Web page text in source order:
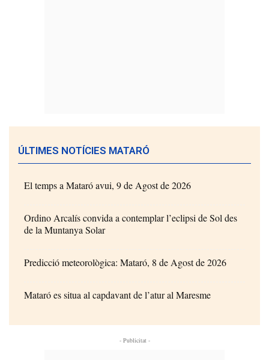
ÚLTIMES NOTÍCIES MATARÓ
El temps a Mataró avui, 9 de Agost de 2026
Ordino Arcalís convida a contemplar l’eclipsi de Sol des
de la Muntanya Solar
Predicció meteorològica: Mataró, 8 de Agost de 2026
Mataró es situa al capdavant de l’atur al Maresme
- Publicitat -